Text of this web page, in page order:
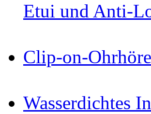
Etui und Anti-
Clip-on-
Wasserdichtes